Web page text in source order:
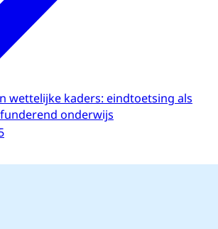
wettelijke kaders: eindtoetsing als
onderwijs